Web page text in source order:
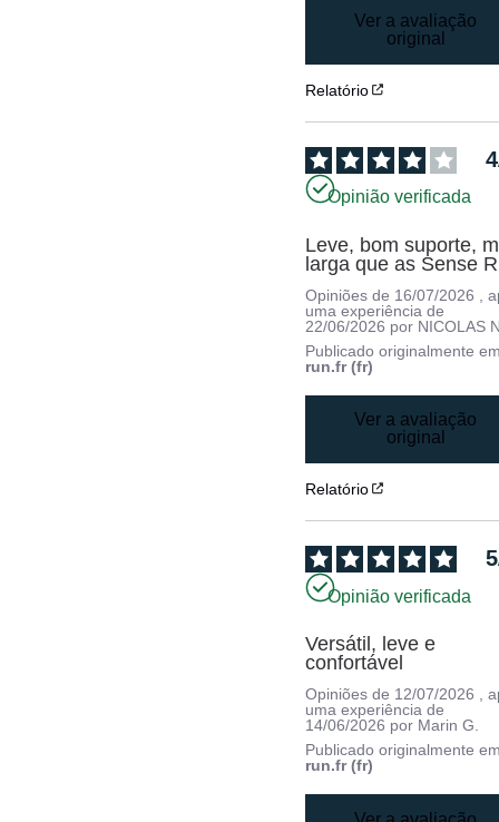
Ver a avaliação
original
Relatório
4
Opinião verificada
Leve, bom suporte,
larga que as Sense
Opiniões de 16/07/2026
,
uma experiência de
22/06/2026 por NICOLAS
Publicado originalmente
run.fr (fr)
Ver a avaliação
original
Relatório
5
Opinião verificada
Versátil, leve e
confortável
Opiniões de 12/07/2026
,
uma experiência de
14/06/2026 por Marin G.
Publicado originalmente
run.fr (fr)